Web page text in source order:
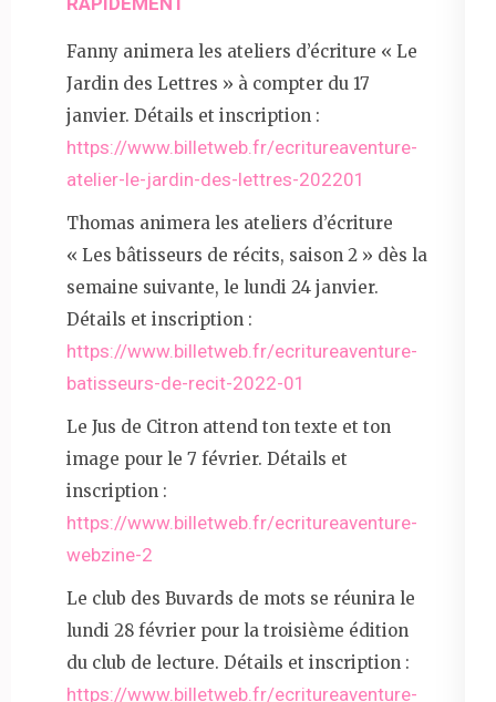
Fanny animera les ateliers d’écriture « Le
Jardin des Lettres » à compter du 17
janvier. Détails et inscription :
https://www.billetweb.fr/ecritureaventure-
atelier-le-jardin-des-lettres-202201
Thomas animera les ateliers d’écriture
« Les bâtisseurs de récits, saison 2 » dès la
semaine suivante, le lundi 24 janvier.
Détails et inscription :
https://www.billetweb.fr/ecritureaventure-
batisseurs-de-recit-2022-01
Le Jus de Citron attend ton texte et ton
image pour le 7 février. Détails et
inscription :
https://www.billetweb.fr/ecritureaventure-
webzine-2
Le club des Buvards de mots se réunira le
lundi 28 février pour la troisième édition
du club de lecture. Détails et inscription :
https://www.billetweb.fr/ecritureaventure-